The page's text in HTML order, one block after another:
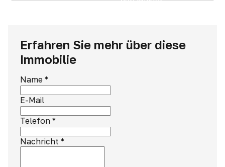
Erfahren Sie mehr über diese
Immobilie
Name *
E-Mail
Telefon *
Nachricht *